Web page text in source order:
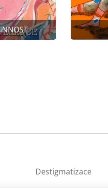
Destigmatizace